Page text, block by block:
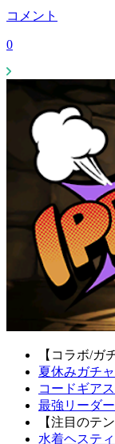
コメント
0
【コラボ/ガ
夏休みガチ
コードギア
最強リーダ
【注目のテ
水着ヘステ